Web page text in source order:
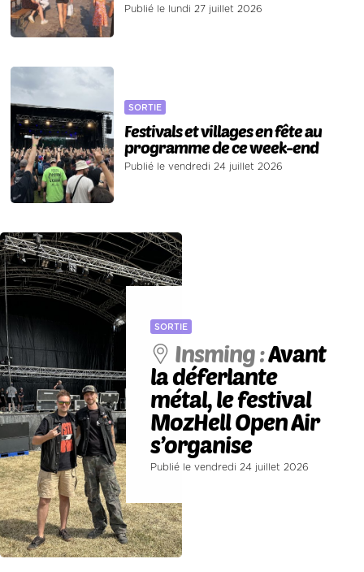
Publié le lundi 27 juillet 2026
SORTIE
Festivals et villages en fête au
programme de ce week-end
Publié le vendredi 24 juillet 2026
SORTIE
Insming :Avant
la déferlante
métal, le festival
MozHell Open Air
s’organise
Publié le vendredi 24 juillet 2026